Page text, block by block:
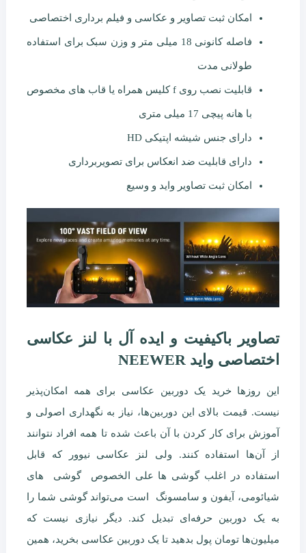
امکان ثبت تصاویر و عکاسی و فیلم برداری اختصاصی
فاصله کانونی 18 میلی متر و وزن سبک برای استفاده
طولانی مدت
قابلیت نصب روی f کلیس همراه یا قاب های مخصوص
با هانه پیچی 17 میلی متری
دارای جنس شیشه اپتیکی HD
دارای قابلیت ضد انعکاس برای تصویربرداری
امکان ثبت تصاویر واید و وسیع
تصاویر باکیفیت و ایده آل با لنز عکاسی
اختصاصی واید NEEWER
این روزها خرید یک دوربین عکاسی برای همه امکان‌پذیر
نیست. قیمت بالای این دوربین‌ها، نیاز به نگهداری اصولی و
آموزش برای کار کردن با آن باعث شده تا همه افراد نتوانند
از آن‌ها استفاده کنند. ولی لنز عکاسی نیوور که قابل
استفاده در اغلب گوشی ها علی الخصوص گوشی های
شیائومی، آیفون و سامسونگ است می‌تواند گوشی شما را
به یک دوربین حرفه‌ای تبدیل کند. دیگر نیازی نیست که
میلیون‌ها تومان پول بدهید تا یک دوربین عکاسی بخرید، همین